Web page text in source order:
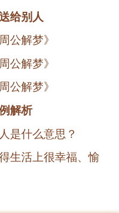
给别人
公解梦》
公解梦》
公解梦》
解析
是什么意思？
生活上很幸福、愉